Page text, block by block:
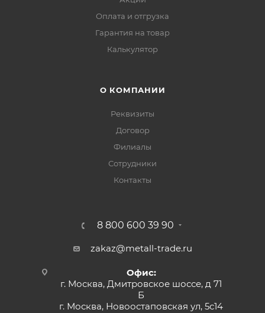
Оплата и отгрузка
Гарантия на товар
Калькулятор
О КОМПАНИИ
Реквизиты
Договор
Филиалы
Сотрудники
Контакты
8 800 600 39 90
zakaz@metall-trade.ru
Офис:
г. Москва, Дмитровское шоссе, д 71
Б
г. Москва, Новоостаповская ул, 5с14